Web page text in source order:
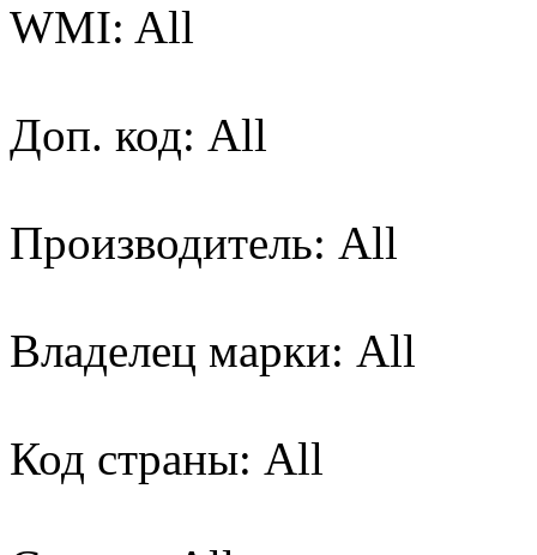
WMI: All
Доп. код: All
Производитель: All
Владелец марки: All
Код страны: All